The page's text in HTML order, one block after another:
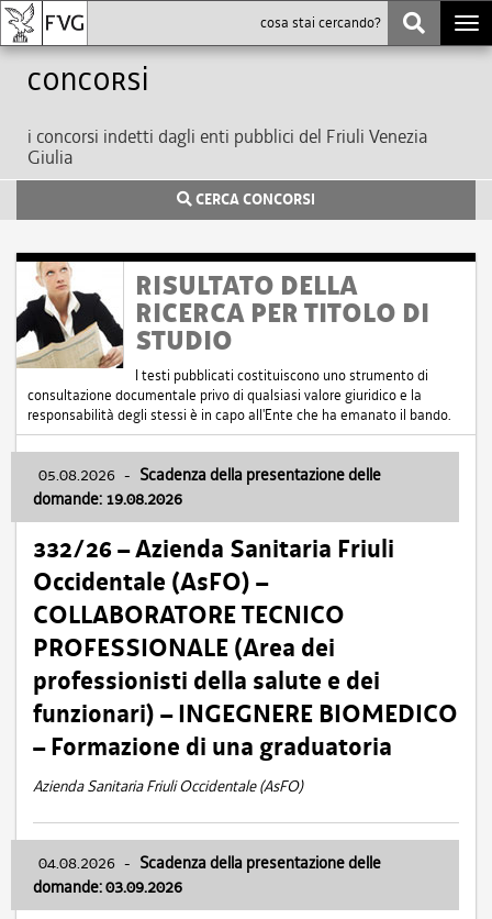
Concorsi
i concorsi indetti dagli enti pubblici del Friuli Venezia
Giulia
CERCA CONCORSI
RISULTATO DELLA
RICERCA PER TITOLO DI
STUDIO
I testi pubblicati costituiscono uno strumento di
consultazione documentale privo di qualsiasi valore giuridico e la
responsabilità degli stessi è in capo all'Ente che ha emanato il bando.
05.08.2026 - Scadenza della presentazione delle
domande: 19.08.2026
332/26 – Azienda Sanitaria Friuli
Occidentale (AsFO) –
COLLABORATORE TECNICO
PROFESSIONALE (Area dei
professionisti della salute e dei
funzionari) – INGEGNERE BIOMEDICO
– Formazione di una graduatoria
Azienda Sanitaria Friuli Occidentale (AsFO)
04.08.2026 - Scadenza della presentazione delle
domande: 03.09.2026